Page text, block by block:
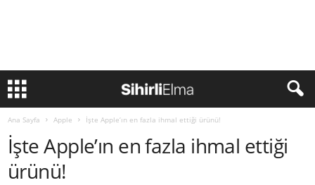
Ana Sayfa Apple İşte Apple’ın en fazla ihmal ettiği ürünü!
İşte Apple’ın en fazla ihmal ettiği
ürünü!